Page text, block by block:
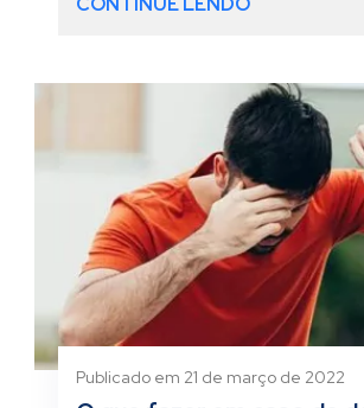
Publicado em 21 de março de 2022